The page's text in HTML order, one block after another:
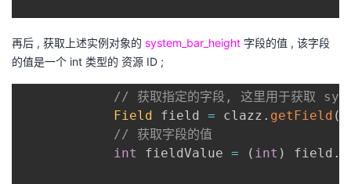
再后 , 获取上述实例对象的 system_bar_height 字段的值 , 该字段
的值是一个 int 类型的 资源 ID ;
// 获取指定的字段, 这里用于获取
Field field = clazz . getField (
// 获取字段的值
int
fieldValue = ( int ) field .